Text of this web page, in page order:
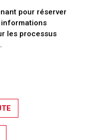
pour réserver
les processus